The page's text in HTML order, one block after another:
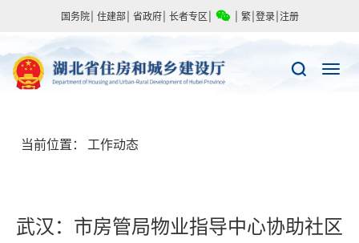
国务院 住建部 省政府 长者专区 繁 登录 注册
当前位置： 工作动态
武汉：市房管局物业指导中心协助社区